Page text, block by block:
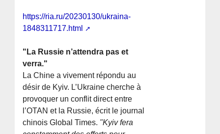
https://ria.ru/20230130/ukraina-
1848311717.html
"La Russie n’attendra pas et
verra."
La Chine a vivement répondu au
désir de Kyiv. L’Ukraine cherche à
provoquer un conflit direct entre
l’OTAN et la Russie, écrit le journal
chinois Global Times. "Kyiv fera